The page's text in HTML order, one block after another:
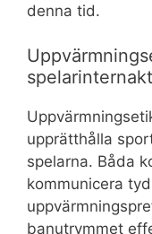
denna tid.
upprätthålla
spelarna. Båda
kommunicera
banutrymmet